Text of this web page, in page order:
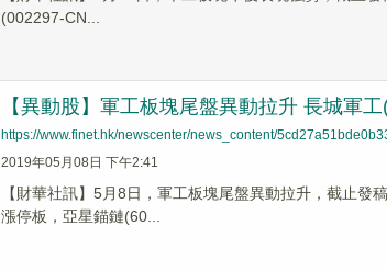
(002297-CN...
【異動股】軍工板塊尾盤異動拉升 長城軍
https://www.finet.hk/newscenter/news_content/
2019年05月08日 下午2:41
【財華社訊】5月8日，軍工板塊尾盤異動拉升，截止
漲停板，亞星錨鏈(60...